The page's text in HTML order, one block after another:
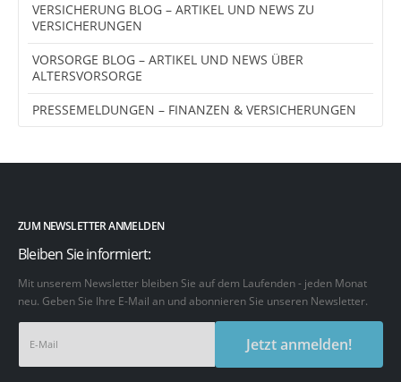
VERSICHERUNG BLOG – ARTIKEL UND NEWS ZU
VERSICHERUNGEN
VORSORGE BLOG – ARTIKEL UND NEWS ÜBER
ALTERSVORSORGE
PRESSEMELDUNGEN – FINANZEN & VERSICHERUNGEN
ZUM NEWSLETTER ANMELDEN
Bleiben Sie informiert:
Mit unserem Newsletter bleiben Sie auf dem Laufenden - jeden Monat
neu. Geben Sie Ihre E-Mail an und abonnieren Sie unseren Newsletter.
Jetzt anmelden!